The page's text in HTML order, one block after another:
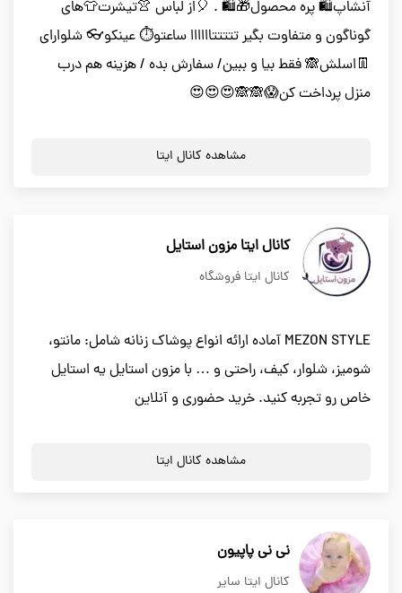
آنشاپ🛍 پره محصول🎁🛍 . 🎈از لباس 👚تیشرت👕های
گوناگون و متفاوت بگیر تتتتتاااااا ساعتو⏱ عینکو👓 شلوارای
👖اسلش🙈 فقط بیا و ببین/ سفارش بده / هزینه هم درب
منزل پرداخت کن😱🙈🙈😍😍😍
مشاهده کانال ایتا
کانال ایتا مزون استایل
کانال ایتا فروشگاه
MEZON STYLE آماده ارائه انواع پوشاک زنانه شامل: مانتو،
شومیز، شلوار، کیف، راحتی و … با مزون استایل یه استایل
خاص رو تجربه کنید. خرید حضوری و آنلاین
مشاهده کانال ایتا
نی نی پاپیون
کانال ایتا سایر